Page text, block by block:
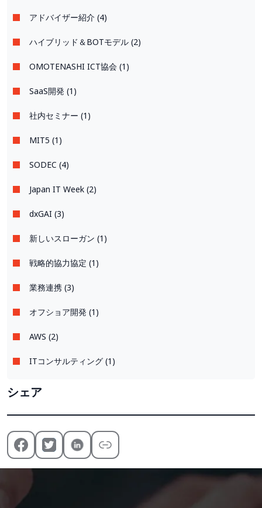
アドバイザー紹介 (4)
ハイブリッド＆BOTモデル (2)
OMOTENASHI ICT協会 (1)
SaaS開発 (1)
社内セミナー (1)
MIT5 (1)
SODEC (4)
Japan IT Week (2)
dxGAI (3)
新しいスローガン (1)
戦略的協力協定 (1)
業務連携 (3)
オフショア開発 (1)
AWS (2)
ITコンサルティング (1)
シェア